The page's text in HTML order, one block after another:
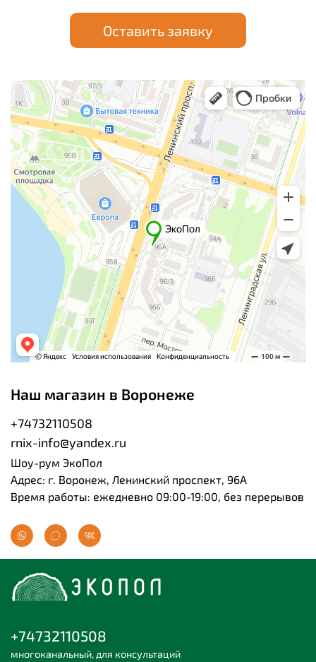
Оставить заявку
Наш магазин в Воронеже
+74732110508
rnix-info@yandex.ru
Шоу-рум ЭкоПол
Адрес: г. Воронеж, Ленинский проспект, 96А
Время работы: ежедневно 09:00-19:00, без перерывов
+74732110508
многоканальный, для консультаций